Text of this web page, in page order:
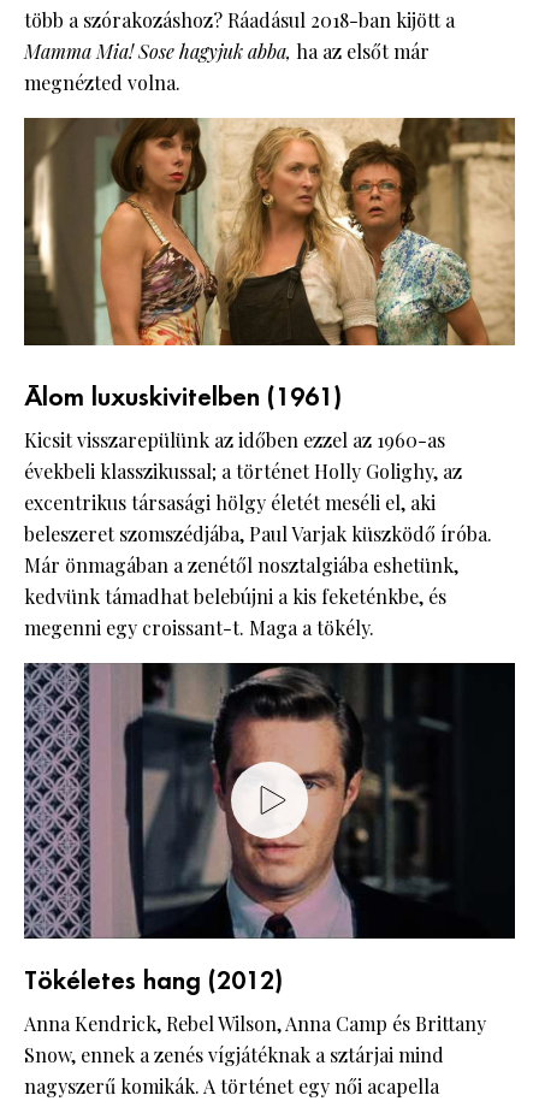
több a szórakozáshoz? Ráadásul 2018-ban kijött a
Mamma Mia! Sose hagyjuk abba, ha az elsőt már
megnézted volna.
Álom luxuskivitelben (1961)
Kicsit visszarepülünk az időben ezzel az 1960-as
évekbeli klasszikussal; a történet Holly Golighy, az
excentrikus társasági hölgy életét meséli el, aki
beleszeret szomszédjába, Paul Varjak küszködő íróba.
Már önmagában a zenétől nosztalgiába eshetünk,
kedvünk támadhat belebújni a kis feketénkbe, és
megenni egy croissant-t. Maga a tökély.
Tökéletes hang (2012)
Anna Kendrick, Rebel Wilson, Anna Camp és Brittany
Snow, ennek a zenés vígjátéknak a sztárjai mind
nagyszerű komikák. A történet egy női acapella